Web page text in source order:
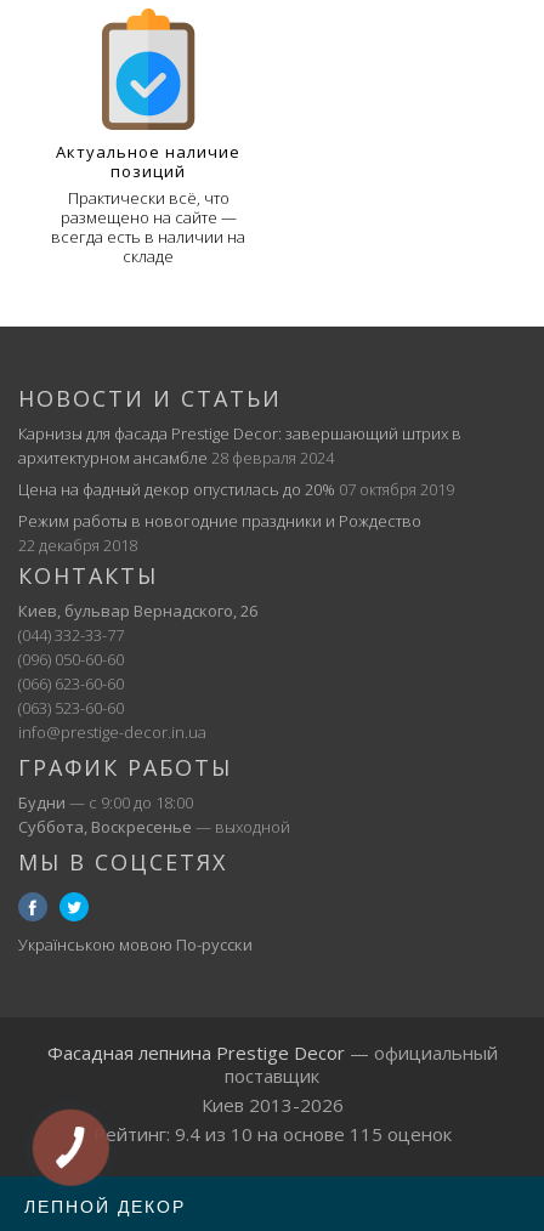
Актуальное наличие
позиций
Практически всё, что
размещено на сайте —
всегда есть в наличии на
складе
НОВОСТИ И СТАТЬИ
Карнизы для фасада Prestige Decor: завершающий штрих в
архитектурном ансамбле 28 февраля 2024
Цена на фадный декор опустилась до 20% 07 октября 2019
Режим работы в новогодние праздники и Рождество
22 декабря 2018
КОНТАКТЫ
Киев, бульвар Вернадского, 26
(044) 332-33-77
(096) 050-60-60
(066) 623-60-60
(063) 523-60-60
info@prestige-decor.in.ua
ГРАФИК РАБОТЫ
Будни — с 9:00 до 18:00
Суббота, Воскресенье — выходной
МЫ В СОЦСЕТЯХ
Українською мовою По-русски
Фасадная лепнина Prestige Decor— официальный
поставщик
Киев 2013-2026
Рейтинг: 9.4из 10 на основе 115 оценок
ЛЕПНОЙ ДЕКОР